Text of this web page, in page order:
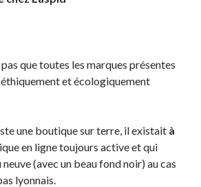
que toutes les marques présentes
et écologiquement
une boutique sur terre, il existait à
en ligne toujours active et qui
(avec un beau fond noir) au cas
lyonnais.